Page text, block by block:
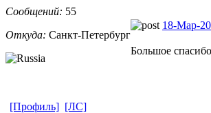
Сообщений: 55
Откуда: Санкт-Петерб​ург
18-Мар-
Большое
[Профиль] [ЛС]